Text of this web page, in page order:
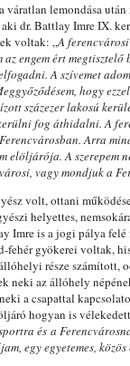
váratlan lemondása
aki dr. Battlay Imre IX.
voltak: „A
azengemértmegtisztelő
A szívemet
hogy
százezerlakosú
fog áthidalni.A
Ferencvárosban.Arra
elöljárója. A szerepem
vagy mondjuk a
volt, ottani
helyettes,
Imre is a jogi pálya
gyökerei voltak,
része számított,
neki azállóhely
eki acsapattal
hogyan is
portra és a Ferencváros
jam, egyegyetemes, közös